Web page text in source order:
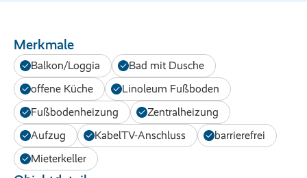
Merkmale
Balkon/Loggia
Bad mit Dusche
offene Küche
Linoleum Fußboden
Fußbodenheizung
Zentralheizung
Aufzug
KabelTV-Anschluss
barrierefrei
Mieterkeller